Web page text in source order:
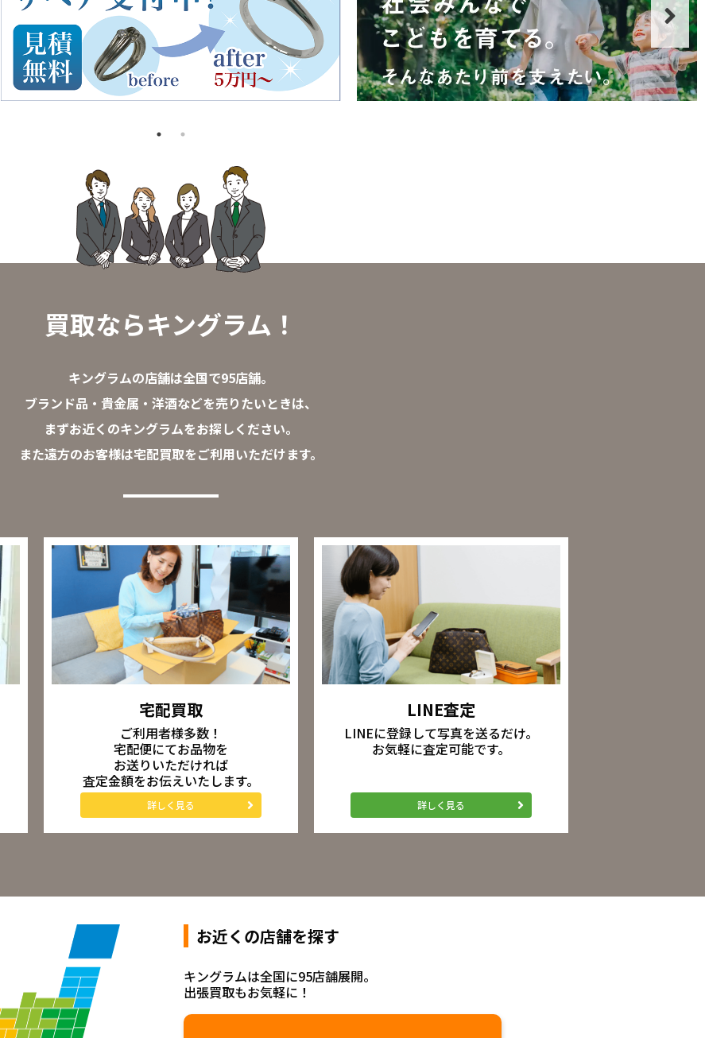
買取ならキングラム！
キングラムの店舗は全国で95店舗。
ブランド品・貴金属・洋酒などを売りたいときは、
まずお近くのキングラムをお探しください。
また遠方のお客様は宅配買取をご利用いただけます。
宅配買取
ご利用者様多数！
宅配便にてお品物を
お送りいただければ
査定金額をお伝えいたします。
詳しく見る
LINE査定
LINEに登録して写真を送るだけ。
お気軽に査定可能です。
詳しく見る
お近くの店舗を探す
キングラムは全国に95店舗展開。
出張買取もお気軽に！